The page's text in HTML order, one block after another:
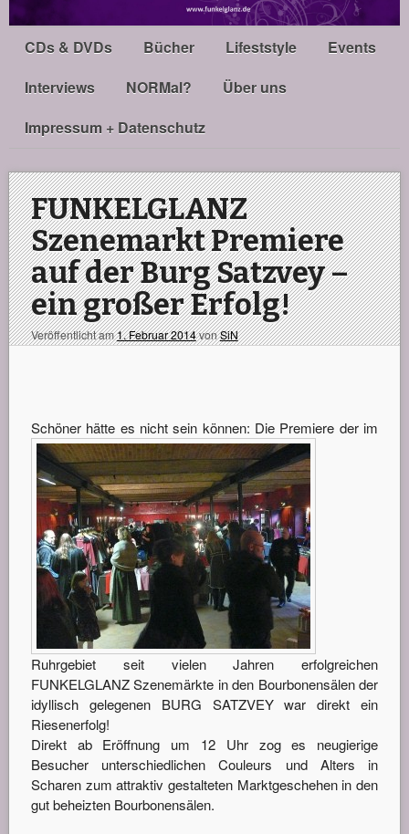
CDs & DVDs Bücher Lifeststyle
Events
Interviews
NORMal?
Über uns
Impressum + Datenschutz
FUNKELGLANZ
Szenemarkt Premiere
auf der Burg Satzvey –
ein großer Erfolg!
Veröffentlicht am1. Februar 2014vonSiN
Schöner hätte es nicht sein können: Die Premiere der im
Ruhrgebiet seit vielen Jahren erfolgreichen
FUNKELGLANZ Szenemärkte in den Bourbonensälen der
idyllisch gelegenen BURG SATZVEY war direkt ein
Riesenerfolg!
Direkt ab Eröffnung um 12 Uhr zog es neugierige
Besucher unterschiedlichen Couleurs und Alters in
Scharen zum attraktiv gestalteten Marktgeschehen in den
gut beheizten Bourbonensälen.